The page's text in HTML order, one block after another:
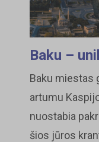
Baku –
Baku miestas
artumu
nuostabia
šios jūros